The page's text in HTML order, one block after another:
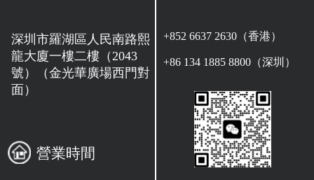
深圳市羅湖區人民南路熙
龍大廈一樓二樓（2043
號）（金光華廣場西門對
面）
營業時間
+852 6637 2630（香港）
+86 134 1885 8800（深圳）